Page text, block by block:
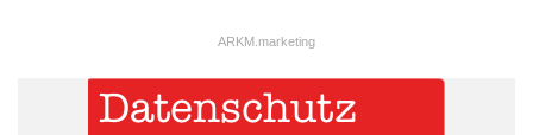
ARKM.marketing